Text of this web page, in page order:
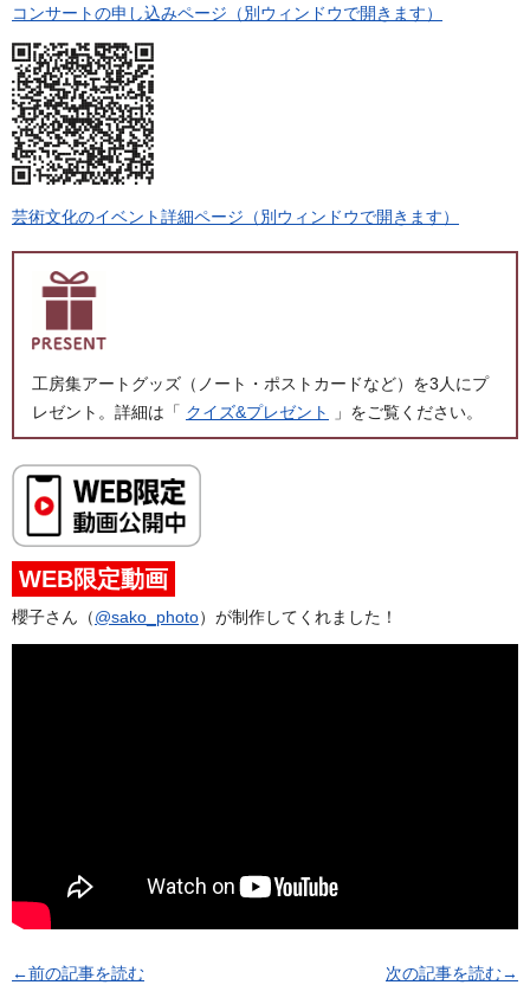
コンサートの申し込みページ（別ウィンドウで開きます）
芸術文化のイベント詳細ページ（別ウィンドウで開きます）
工房集アートグッズ（ノート・ポストカードなど）を3人にプ
レゼント。詳細は「 クイズ&プレゼント 」をご覧ください。
WEB限定動画
櫻子さん（@sako_photo）が制作してくれました！
←前の記事を読む 次の記事を読む→